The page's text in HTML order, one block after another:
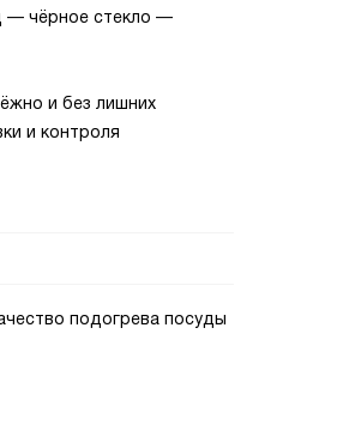
— чёрное стекло —
и без лишних
и контроля
подогрева посуды